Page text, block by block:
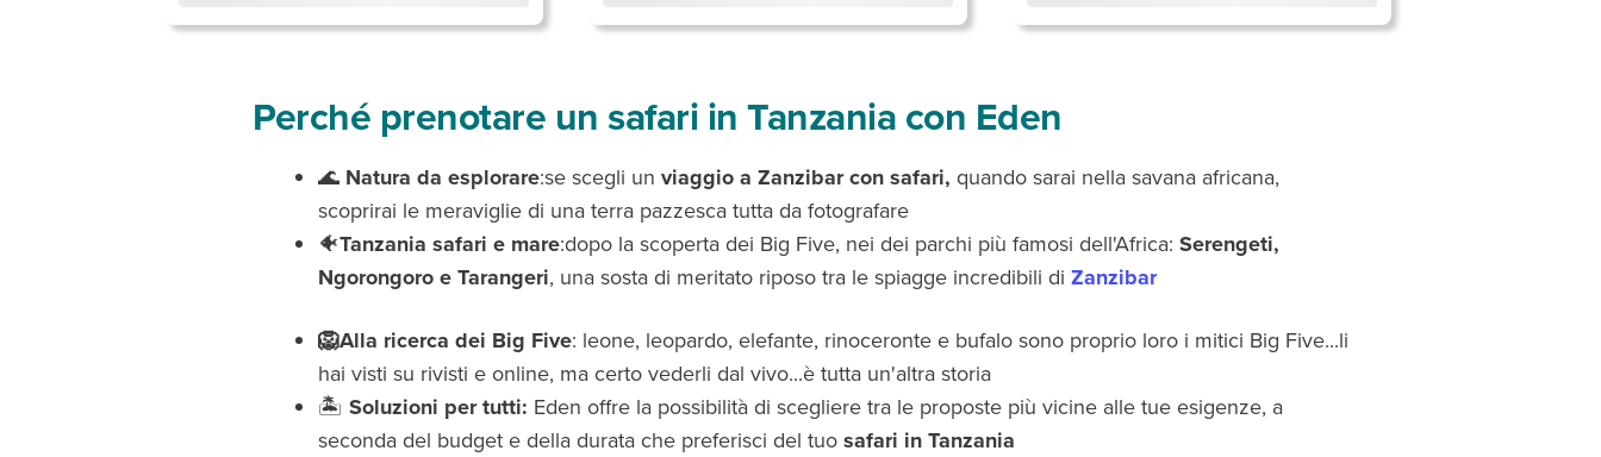
Perché prenotare un safari in Tanzania con Eden
🌊 Natura da esplorare:se scegli un viaggio a Zanzibar con safari, quando sarai nella savana africana,
scoprirai le meraviglie di una terra pazzesca tutta da fotografare
🐠Tanzania safari e mare:dopo la scoperta dei Big Five, nei dei parchi più famosi dell'Africa: Serengeti,
Ngorongoro e Tarangeri, una sosta di meritato riposo tra le spiagge incredibili di Zanzibar
🦁Alla ricerca dei Big Five: leone, leopardo, elefante, rinoceronte e bufalo sono proprio loro i mitici Big Five...li
hai visti su rivisti e online, ma certo vederli dal vivo...è tutta un'altra storia
🏝️ Soluzioni per tutti: Eden offre la possibilità di scegliere tra le proposte più vicine alle tue esigenze, a
seconda del budget e della durata che preferisci del tuosafari in Tanzania